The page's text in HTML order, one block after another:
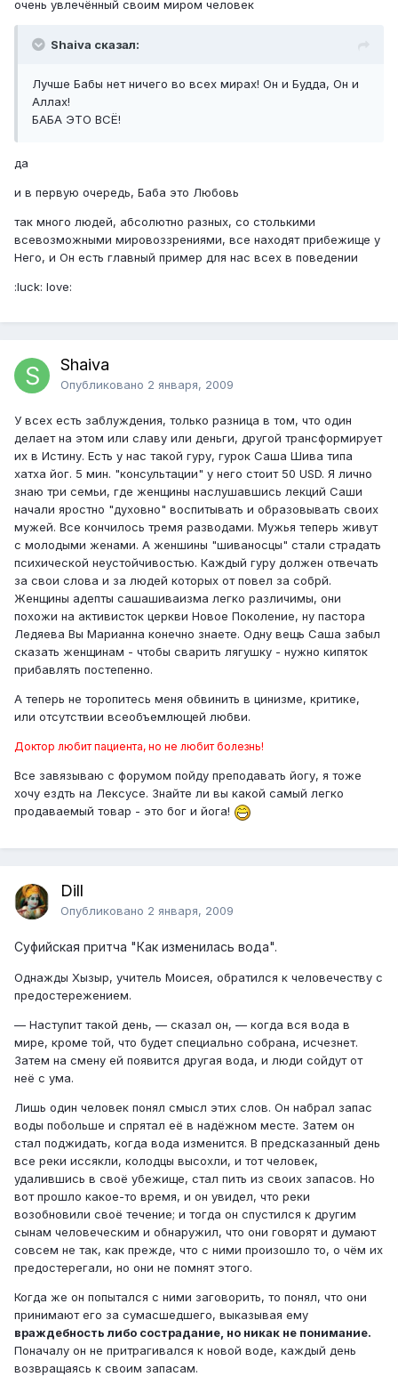
очень увлечённый своим миром человек
Shaiva сказал:
Лучше Бабы нет ничего во всех мирах! Он и Будда, Он и
Аллах!
БАБА ЭТО ВСЁ!
да
и в первую очередь, Баба это Любовь
так много людей, абсолютно разных, со столькими
всевозможными мировоззрениями, все находят прибежище у
Него, и Он есть главный пример для нас всех в поведении
:luck: love:
Shaiva
Опубликовано 2 января, 2009
У всех есть заблуждения, только разница в том, что один
делает на этом или славу или деньги, другой трансформирует
их в Истину. Есть у нас такой гуру, гурок Саша Шива типа
хатха йог. 5 мин. "консультации" у него стоит 50 USD. Я лично
знаю три семьи, где женщины наслушавшись лекций Саши
начали яростно "духовно" воспитывать и образовывать своих
мужей. Все кончилось тремя разводами. Мужья теперь живут
с молодыми женами. А женшины "шиваносцы" стали страдать
психической неустойчивостью. Каждый гуру должен отвечать
за свои слова и за людей которых от повел за собрй.
Женщины адепты сашашиваизма легко различимы, они
похожи на активисток церкви Новое Поколение, ну пастора
Ледяева Вы Марианна конечно знаете. Одну вещь Саша забыл
сказать женщинам - чтобы сварить лягушку - нужно кипяток
прибавлять постепенно.
А теперь не торопитесь меня обвинить в цинизме, критике,
или отсутствии всеобъемлющей любви.
Доктор любит пациента, но не любит болезнь!
Все завязываю с форумом пойду преподавать йогу, я тоже
хочу ездть на Лексусе. Знайте ли вы какой самый легко
продаваемый товар - это бог и йога!
Dill
Опубликовано 2 января, 2009
Суфийская притча "Как изменилась вода".
Однажды Хызыр, учитель Моисея, обратился к человечеству с
предостережением.
— Наступит такой день, — сказал он, — когда вся вода в
мире, кроме той, что будет специально собрана, исчезнет.
Затем на смену ей появится другая вода, и люди сойдут от
неё с ума.
Лишь один человек понял смысл этих слов. Он набрал запас
воды побольше и спрятал её в надёжном месте. Затем он
стал поджидать, когда вода изменится. В предсказанный день
все реки иссякли, колодцы высохли, и тот человек,
удалившись в своё убежище, стал пить из своих запасов. Но
вот прошло какое-то время, и он увидел, что реки
возобновили своё течение; и тогда он спустился к другим
сынам человеческим и обнаружил, что они говорят и думают
совсем не так, как прежде, что с ними произошло то, о чём их
предостерегали, но они не помнят этого.
Когда же он попытался с ними заговорить, то понял, что они
принимают его за сумасшедшего, выказывая ему
враждебность либо сострадание, но никак не понимание.
Поначалу он не притрагивался к новой воде, каждый день
возвращаясь к своим запасам.